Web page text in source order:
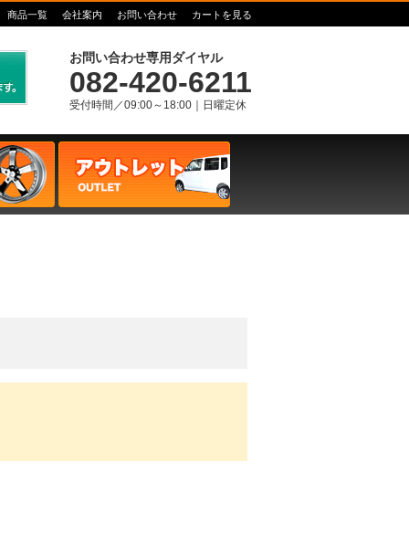
商品一覧 会社案内 お問い合わせ カートを見る
お問い合わせ専用ダイヤル
082-420-6211
受付時間／09:00～18:00｜日曜定休